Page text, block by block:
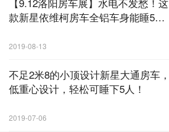
款新星依维柯房车全铝车身能睡5
2019-08-13
不足2米8的小顶设计新星大通房车，
低重心设计，轻松可睡下5人！
2019-07-06